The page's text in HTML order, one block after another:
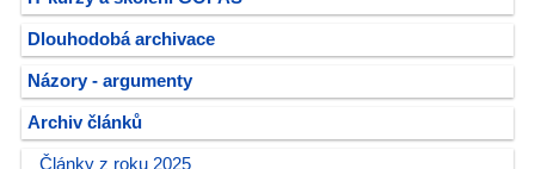
Dlouhodobá archivace
Názory - argumenty
Archiv článků
Články z roku 2025